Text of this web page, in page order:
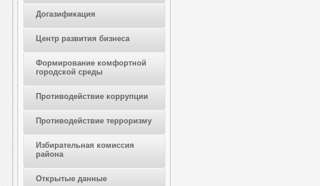
Догазификация
Центр развития бизнеса
Формирование комфортной
городской среды
Противодействие коррупции
Противодействие терроризму
Избирательная комиссия
района
Открытые данные